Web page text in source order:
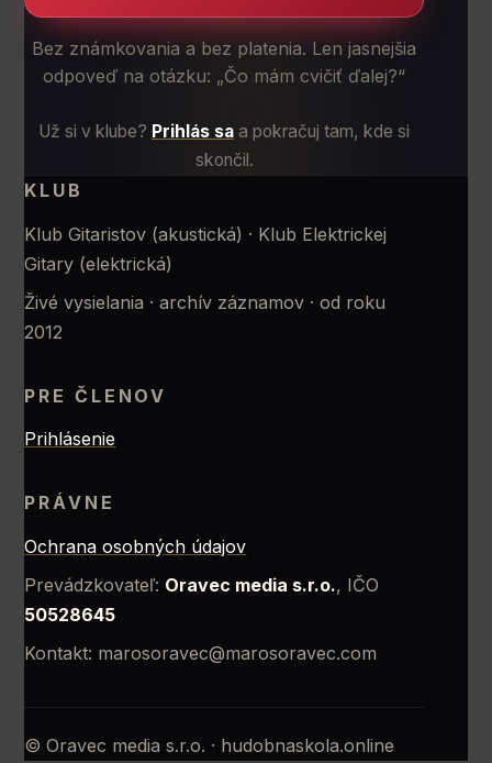
Bez známkovania a bez platenia. Len jasnejšia
odpoveď na otázku: „Čo mám cvičiť ďalej?“
Už si v klube? Prihlás sa a pokračuj tam, kde si
skončil.
KLUB
Klub Gitaristov (akustická) · Klub Elektrickej
Gitary (elektrická)
Živé vysielania · archív záznamov · od roku
2012
PRE ČLENOV
Prihlásenie
PRÁVNE
Ochrana osobných údajov
Prevádzkovateľ: Oravec media s.r.o., IČO
50528645
Kontakt: marosoravec@marosoravec.com
© Oravec media s.r.o. · hudobnaskola.online